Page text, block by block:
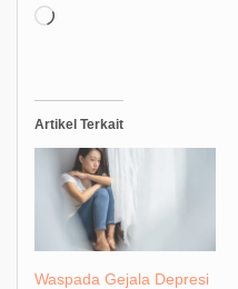
Loading…
Artikel Terkait
Waspada Gejala Depresi